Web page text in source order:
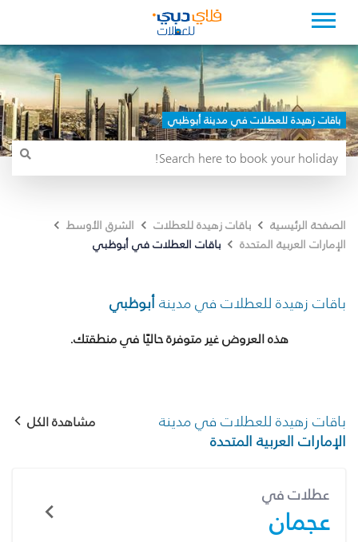
باقات زهيدة للعطلات في مدينة أبوظبي
الصفحة الرئيسية باقات زهيدة للعطلات
الشرق الأوسط
الإمارات العربية المتحدة
باقات العطلات في أبوظبي
باقات زهيدة للعطلات في مدينةأبوظبي
هذه العروض غير متوفرة حاليًا في منطقتك.
باقات زهيدة للعطلات في مدينة
الإمارات العربية المتحدة
مشاهدة الكل
عطلات في
عجمان